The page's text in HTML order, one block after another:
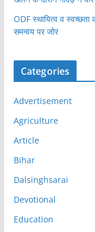
ODF स्थायित्व व स्वच्छता
समन्वय पर जोर
Categories
Advertisement
Agriculture
Article
Bihar
Dalsinghsarai
Devotional
Education